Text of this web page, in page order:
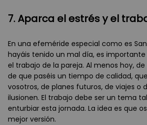
7. Aparca el estrés y el
En una efeméride especial como es
hayáis tenido un mal día, es importante
el trabajo de la pareja. Al menos hoy,
de que paséis un tiempo de calidad,
vosotros, de planes futuros, de viajes o
ilusionen. El trabajo debe ser un tema
enturbiar esta jornada. La idea es que
mejor versión.